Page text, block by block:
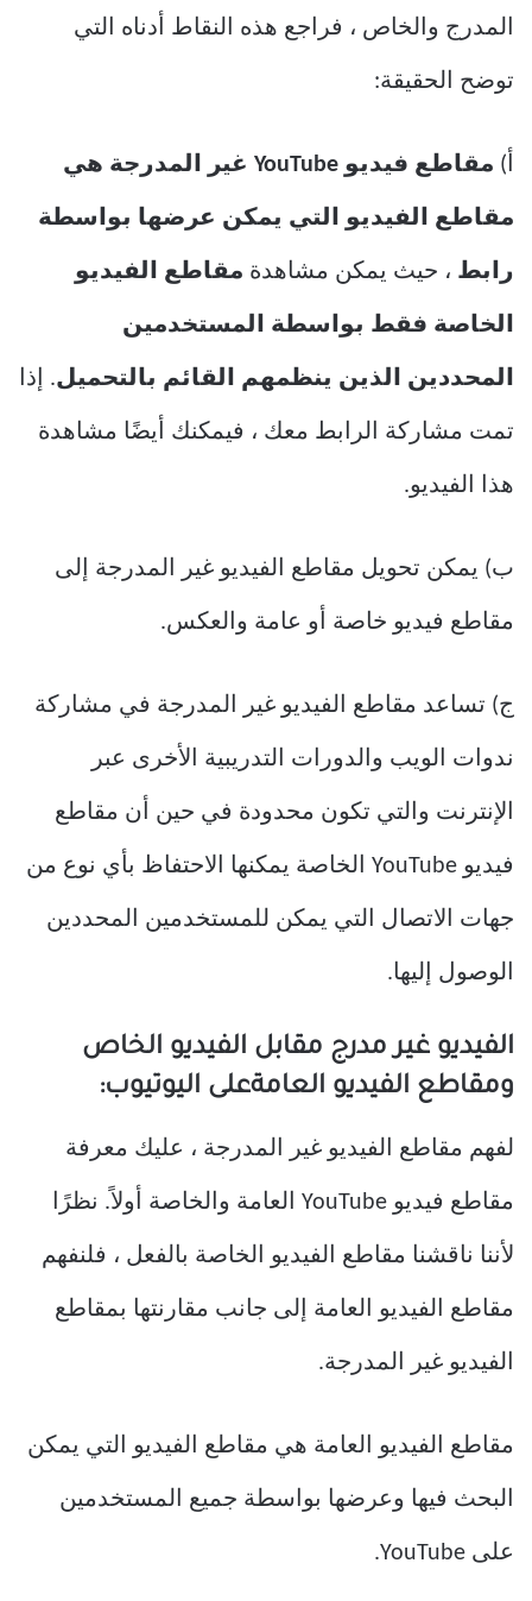
المدرج والخاص ، فراجع هذه النقاط أدناه التي
توضح الحقيقة:
أ) مقاطع فيديو YouTube غير المدرجة هي
مقاطع الفيديو التي يمكن عرضها بواسطة
رابط ، حيث يمكن مشاهدة مقاطع الفيديو
الخاصة فقط بواسطة المستخدمين
المحددين الذين ينظمهم القائم بالتحميل. إذا
تمت مشاركة الرابط معك ، فيمكنك أيضًا مشاهدة
هذا الفيديو.
ب) يمكن تحويل مقاطع الفيديو غير المدرجة إلى
مقاطع فيديو خاصة أو عامة والعكس.
ج) تساعد مقاطع الفيديو غير المدرجة في مشاركة
ندوات الويب والدورات التدريبية الأخرى عبر
الإنترنت والتي تكون محدودة في حين أن مقاطع
فيديو YouTube الخاصة يمكنها الاحتفاظ بأي نوع من
جهات الاتصال التي يمكن للمستخدمين المحددين
الوصول إليها.
الفيديو غير مدرج مقابل الفيديو الخاص
ومقاطع الفيديو العامةعلى اليوتيوب:
لفهم مقاطع الفيديو غير المدرجة ، عليك معرفة
مقاطع فيديو YouTube العامة والخاصة أولاً. نظرًا
لأننا ناقشنا مقاطع الفيديو الخاصة بالفعل ، فلنفهم
مقاطع الفيديو العامة إلى جانب مقارنتها بمقاطع
الفيديو غير المدرجة.
مقاطع الفيديو العامة هي مقاطع الفيديو التي يمكن
البحث فيها وعرضها بواسطة جميع المستخدمين
على YouTube.